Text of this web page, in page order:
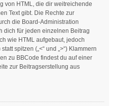
von HTML, die dir weitreichende
Text gibt. Die Rechte zur
die Board-Administration
dich für jeden einzelnen Beitrag
wie HTML aufgebaut, jedoch
spitzen („<“ und „>“) Klammern
zu BBCode findest du auf einer
zur Beitragserstellung aus